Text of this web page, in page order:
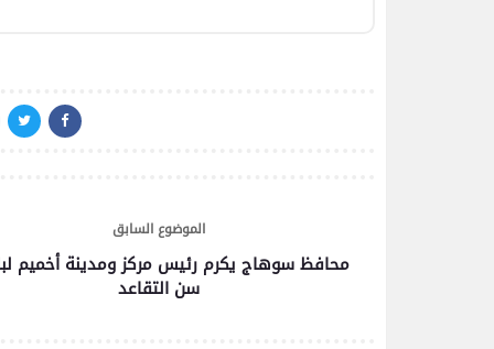
الموضوع السابق
محافظ سوهاج يكرم رئيس مركز ومدينة أخميم
سن التقاعد